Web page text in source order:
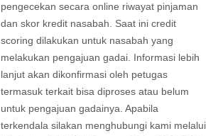
pengecekan secara online riwayat pinjaman
dan skor kredit nasabah. Saat ini credit
scoring dilakukan untuk nasabah yang
melakukan pengajuan gadai. Informasi lebih
lanjut akan dikonfirmasi oleh petugas
termasuk terkait bisa diproses atau belum
untuk pengajuan gadainya. Apabila
terkendala silakan menghubungi kami melalui